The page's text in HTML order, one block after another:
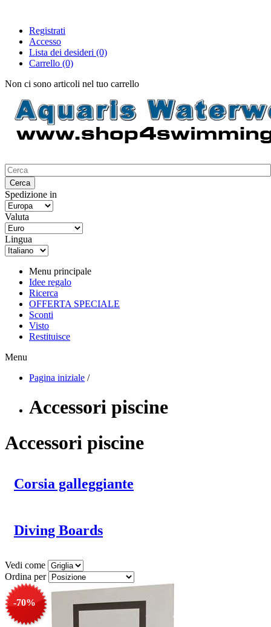
Registrati
Accesso
Lista dei desideri (0)
Carrello (0)
Non ci sono articoli nel tuo carrello
Spedizione in
Valuta
Lingua
Menu principale
Idee regalo
Ricerca
OFFERTA SPECIALE
Sconti
Visto
Restituisce
Menu
Pagina iniziale /
Accessori piscine
Accessori piscine
Corsia galleggiante
Diving Boards
Vedi come
Ordina per
-70%